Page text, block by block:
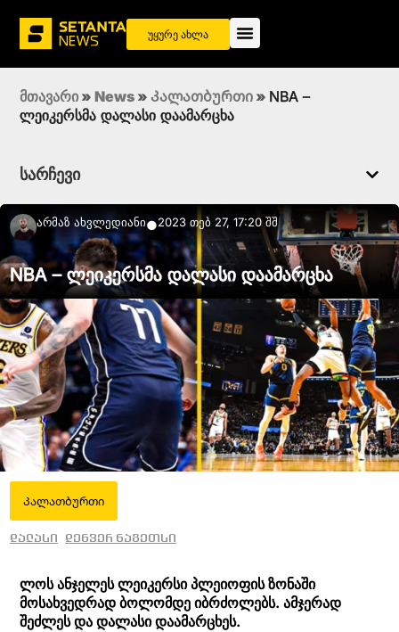
უყურე ახლა
მთავარი » News » Კალათბურთი » NBA –
ლეიკერსმა დალასი დაამარცხა
სარჩევი
Არმაზ Ახვლედიანი●2023 თებ 27, 17:20 შშ
NBA – ლეიკერსმა დალასი დაამარცხა
Კალათბურთი
დალასი დენვერ ნაგეთსი
ლოს ანჯელეს ლეიკერსი პლეიოფის ზონაში
მოსახვედრად ბოლომდე იბრძოლებს. ამჯერად
შეძლეს და დალასი დაამარცხეს.